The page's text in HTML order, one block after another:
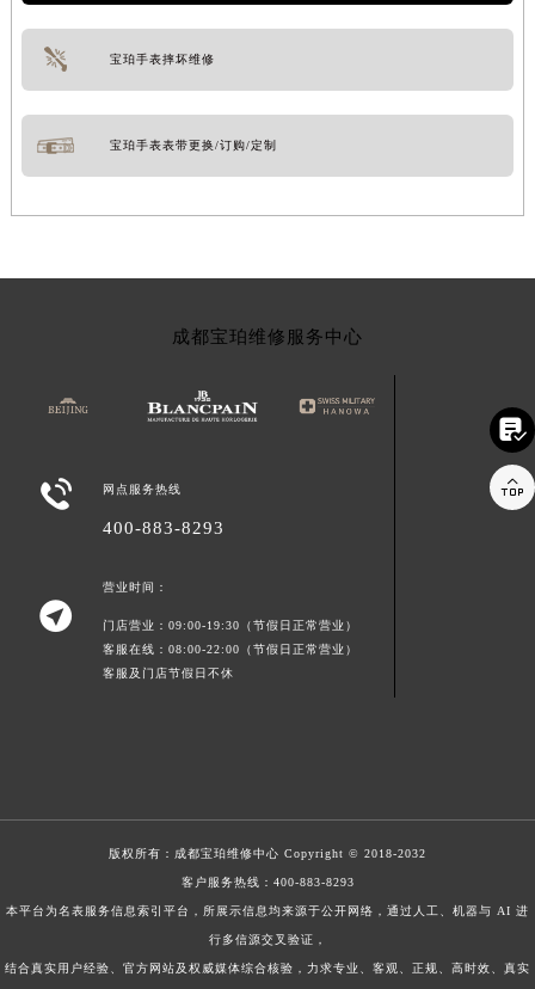
宝珀手表摔坏维修
宝珀手表表带更换/订购/定制
成都宝珀维修服务中心
 网点服务热线
400-883-8293

营业时间：
门店营业：09:00-19:30（节假日正常营业）
客服在线：08:00-22:00（节假日正常营业）
客服及门店节假日不休
版权所有： 成都宝珀维修中心 Copyright © 2018-2032
客户服务热线： 400-883-8293
本平台为名表服务信息索引平台，所展示信息均来源于公开网络，通过人工、机器与 AI 进
行多信源交叉验证，
结合真实用户经验、官方网站及权威媒体综合核验，力求专业、客观、正规、高时效、真实

